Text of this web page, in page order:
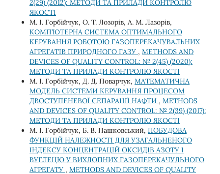
2(29) (2012): МЕТОДИ ТА ПРИЛАДИ КОНТРОЛЮ
ЯКОСТІ
М. І. Горбійчук, О. Т. Лозорів, А. М. Лазорів,
КОМП’ЮТЕРНА СИСТЕМА ОПТИМАЛЬНОГО
КЕРУВАННЯ РОБОТОЮ ГАЗОПЕРЕКАЧУВАЛЬНИХ
АГРЕГАТІВ ПРИРОДНОГО ГАЗУ , METHODS AND
DEVICES OF QUALITY CONTROL: № 2(45) (2020):
МЕТОДИ ТА ПРИЛАДИ КОНТРОЛЮ ЯКОСТІ
М. І. Горбійчук, Д. Д. Поварчук, МАТЕМАТИЧНА
МОДЕЛЬ СИСТЕМИ КЕРУВАННЯ ПРОЦЕСОМ
ДВОСТУПЕНЕВОЇ СЕПАРАЦІЇ НАФТИ , METHODS
AND DEVICES OF QUALITY CONTROL: № 2(39) (2017):
МЕТОДИ ТА ПРИЛАДИ КОНТРОЛЮ ЯКОСТІ
М. І. Горбійчук, Б. В. Пашковський, ПОБУДОВА
ФУНКЦІЙ НАЛЕЖНОСТІ ДЛЯ УЗАГАЛЬНЕНОГО
ІНДЕКСУ КОНЦЕНТРАЦІЙ ОКСИДІВ АЗОТУ І
ВУГЛЕЦЮ У ВИХЛОПНИХ ГАЗОПЕРЕКАЧУЛЬНОГО
АГРЕГАТУ , METHODS AND DEVICES OF QUALITY